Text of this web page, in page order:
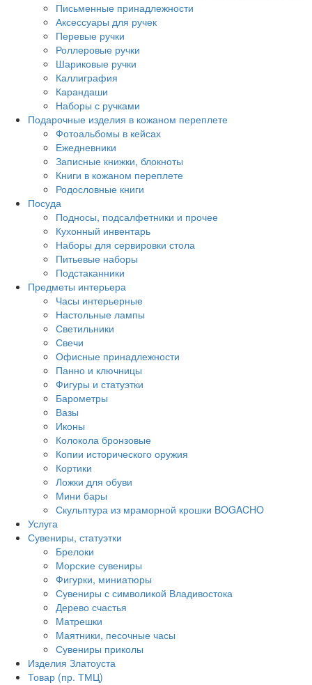
Письменные принадлежности
Аксессуары для ручек
Перевые ручки
Роллеровые ручки
Шариковые ручки
Каллиграфия
Карандаши
Наборы с ручками
Подарочные изделия в кожаном переплете
Фотоальбомы в кейсах
Ежедневники
Записные книжки, блокноты
Книги в кожаном переплете
Родословные книги
Посуда
Подносы, подсалфетники и прочее
Кухонный инвентарь
Наборы для сервировки стола
Питьевые наборы
Подстаканники
Предметы интерьера
Часы интерьерные
Настольные лампы
Светильники
Свечи
Офисные принадлежности
Панно и ключницы
Фигуры и статуэтки
Барометры
Вазы
Иконы
Колокола бронзовые
Копии исторического оружия
Кортики
Ложки для обуви
Мини бары
Скульптура из мраморной крошки BOGACHO
Услуга
Сувениры, статуэтки
Брелоки
Морские сувениры
Фигурки, миниатюры
Сувениры с символикой Владивостока
Дерево счастья
Матрешки
Маятники, песочные часы
Сувениры приколы
Изделия Златоуста
Товар (пр. ТМЦ)